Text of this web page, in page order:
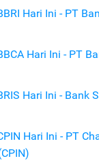
Hari Ini - PT
Hari Ini - PT
Hari Ini - Bank
Hari Ini - PT